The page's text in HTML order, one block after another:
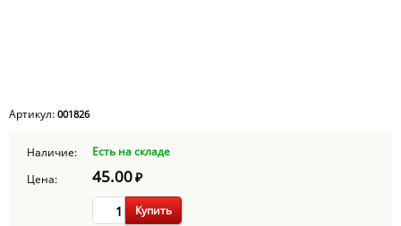
Артикул: 001826
Наличие:
Есть на складе
Цена:
45.00₽
Купить